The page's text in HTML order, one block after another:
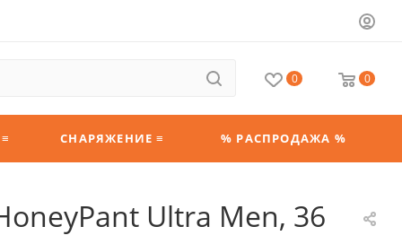
0 0
СНАРЯЖЕНИЕ ≡ % РАСПРОДАЖА %
Ultra Men, 36